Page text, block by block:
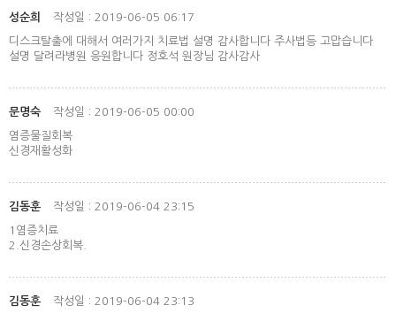
성순희 작성일 : 2019-06-05 06:17
디스크탈출에 대해서 여러가지 치료법 설명 감사합니다 주사법등 고맙습니다
설명 달려라병원 응원합니다 정호석 원장님 감사감사
문명숙 작성일 : 2019-06-05 00:00
염증물질회복
신경재활성화
김동훈 작성일 : 2019-06-04 23:15
1염증치료
2.신경손상회복.
김동훈 작성일 : 2019-06-04 23:13